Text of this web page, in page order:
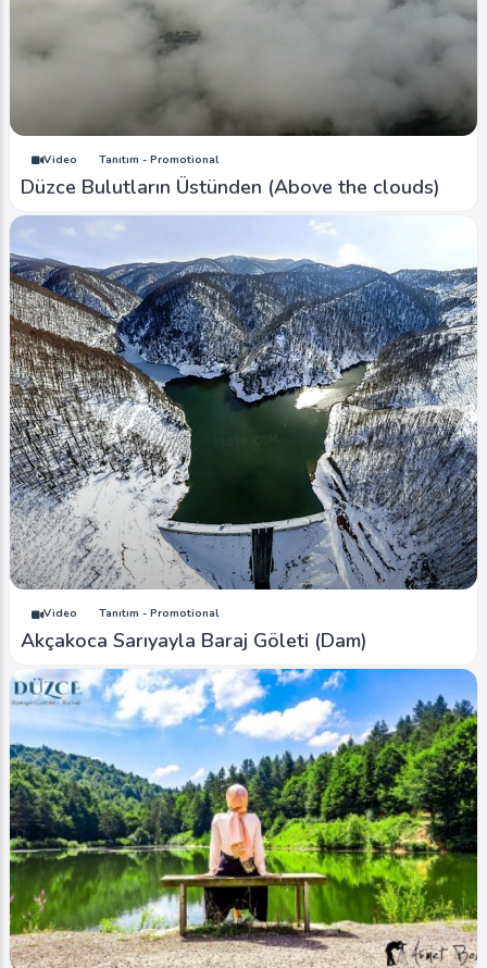
Video Tanıtım - Promotional
Düzce Bulutların Üstünden (Above the clouds)
Video Tanıtım - Promotional
Akçakoca Sarıyayla Baraj Göleti (Dam)